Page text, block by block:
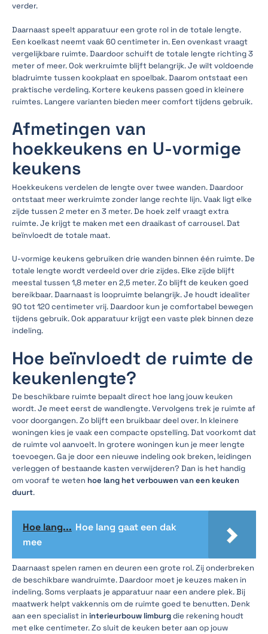
verder.
Daarnaast speelt apparatuur een grote rol in de totale lengte.
Een koelkast neemt vaak 60 centimeter in. Een ovenkast vraagt
vergelijkbare ruimte. Daardoor schuift de totale lengte richting 3
meter of meer. Ook werkruimte blijft belangrijk. Je wilt voldoende
bladruimte tussen kookplaat en spoelbak. Daarom ontstaat een
praktische verdeling. Kortere keukens passen goed in kleinere
ruimtes. Langere varianten bieden meer comfort tijdens gebruik.
Afmetingen van
hoekkeukens en U-vormige
keukens
Hoekkeukens verdelen de lengte over twee wanden. Daardoor
ontstaat meer werkruimte zonder lange rechte lijn. Vaak ligt elke
zijde tussen 2 meter en 3 meter. De hoek zelf vraagt extra
ruimte. Je krijgt te maken met een draaikast of carrousel. Dat
beïnvloedt de totale maat.
U-vormige keukens gebruiken drie wanden binnen één ruimte. De
totale lengte wordt verdeeld over drie zijdes. Elke zijde blijft
meestal tussen 1,8 meter en 2,5 meter. Zo blijft de keuken goed
bereikbaar. Daarnaast is loopruimte belangrijk. Je houdt idealiter
90 tot 120 centimeter vrij. Daardoor kun je comfortabel bewegen
tijdens gebruik. Ook apparatuur krijgt een vaste plek binnen deze
indeling.
Hoe beïnvloedt de ruimte de
keukenlengte?
De beschikbare ruimte bepaalt direct hoe lang jouw keuken
wordt. Je meet eerst de wandlengte. Vervolgens trek je ruimte af
voor doorgangen. Zo blijft een bruikbaar deel over. In kleinere
woningen kies je vaak een compacte opstelling. Dat voorkomt dat
de ruimte vol aanvoelt. In grotere woningen kun je meer lengte
toevoegen. Ga je door een nieuwe indeling ook breken, leidingen
verleggen of bestaande kasten verwijderen? Dan is het handig
om vooraf te weten hoe lang het verbouwen van een keuken
duurt.
Hoe lang... Hoe lang gaat een dak
mee
Daarnaast spelen ramen en deuren een grote rol. Zij onderbreken
de beschikbare wandruimte. Daardoor moet je keuzes maken in
indeling. Soms verplaats je apparatuur naar een andere plek. Bij
maatwerk helpt vakkennis om de ruimte goed te benutten. Denk
aan een specialist in interieurbouw limburgdie rekening houdt
met elke centimeter. Zo sluit de keuken beter aan op jouw